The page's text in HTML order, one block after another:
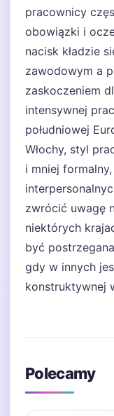
pracownicy
obowiązki i
nacisk kładzie
zawodowym a
zaskoczeniem
intensywnej
południowej
Włochy, styl
i mniej
zwrócić uwagę
niektórych
być
gdy w innych
konstruktywnej
Polecamy